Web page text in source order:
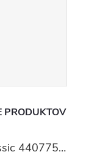
PRODUKTOV
GAP Pánské Tričko classic 440775-00